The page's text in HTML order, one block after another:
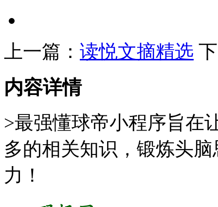
上一篇： 读悦文摘精选
内容详情
>最强懂球帝小程序旨在
多的相关知识，锻炼头
力！